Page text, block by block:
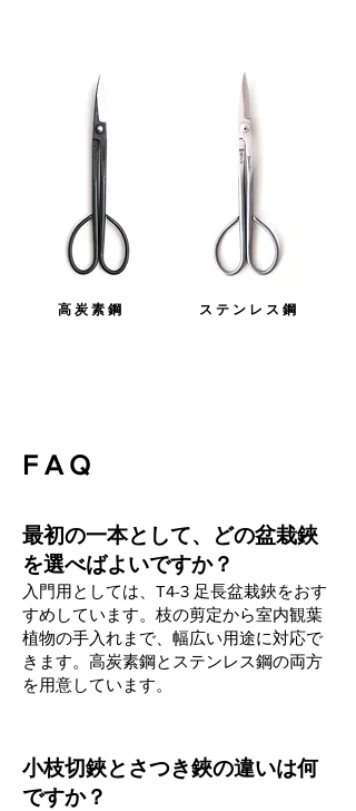
高 炭 素 鋼 ​ス テ ン レ ス 鋼
F A Q
最初の一本として、どの盆栽鋏
を選べばよいですか？
入門用としては、T4-3 足長盆栽鋏をおす
すめしています。枝の剪定から室内観葉
植物の手入れまで、幅広い用途に対応で
きます。高炭素鋼とステンレス鋼の両方
を用意しています。
小枝切鋏とさつき鋏の違いは何
ですか？